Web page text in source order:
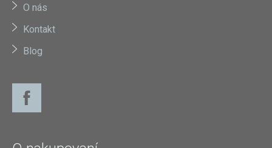
O nás
Kontakt
Blog